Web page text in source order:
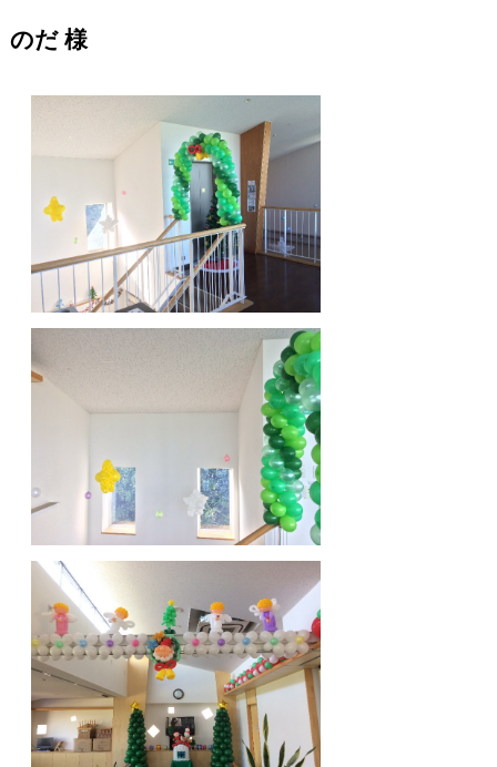
のだ 様